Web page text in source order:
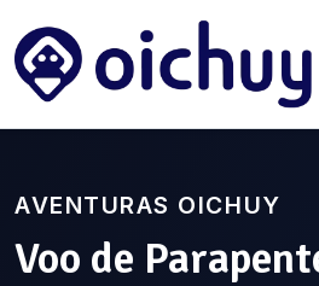
AVENTURAS OICHUY
Voo de